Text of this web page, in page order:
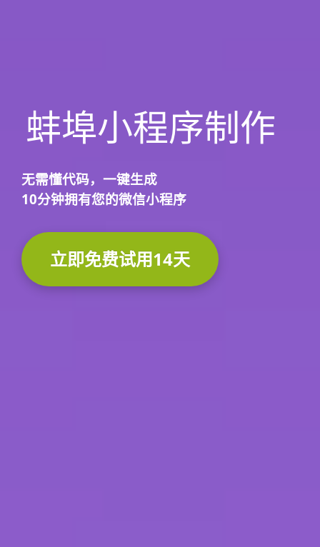
蚌埠小程序制作
无需懂代码， 一键生成
10分钟拥有您的微信小程序
立即免费试用14天